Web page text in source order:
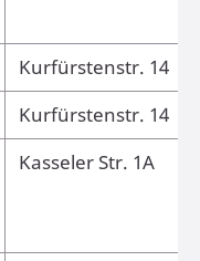
Kurfürstenstr. 14
Kurfürstenstr. 14
Kasseler Str. 1A